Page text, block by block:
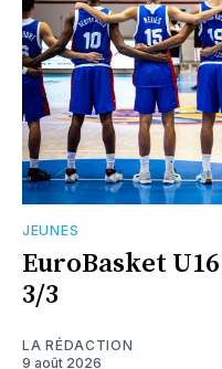
JEUNES
EuroBasket
3/3
LA RÉDACTION
9 août 2026